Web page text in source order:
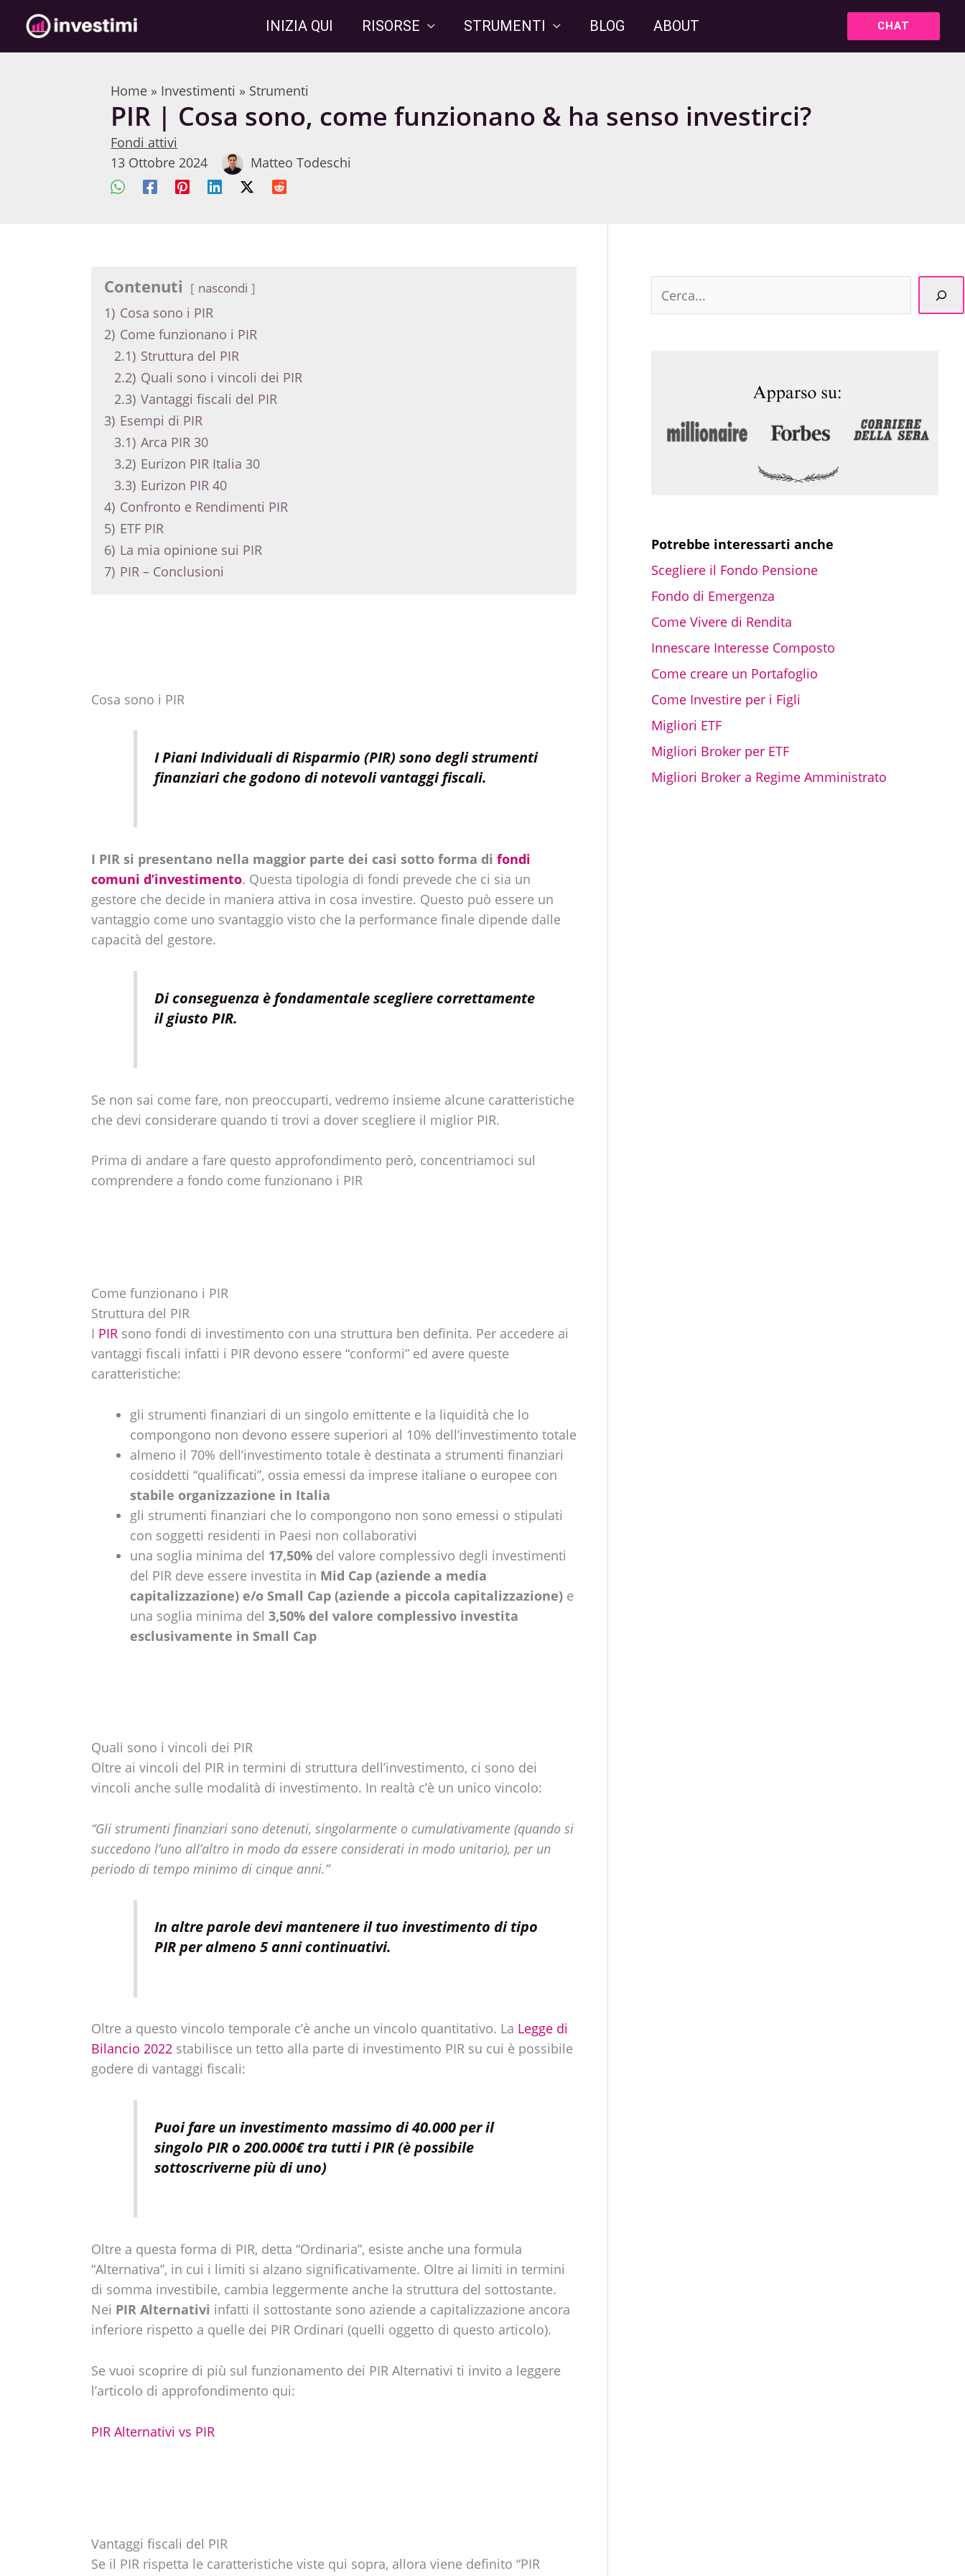
contenuto
INIZIA QUI RISORSE STRUMENTI BLOG ABOUT CHAT
Home » Investimenti » Strumenti
PIR | Cosa sono, come funzionano & ha senso investirci?
Fondi attivi
13 Ottobre 2024
Matteo Todeschi
Contenuti nascondi
1) Cosa sono i PIR
2) Come funzionano i PIR
2.1) Struttura del PIR
2.2) Quali sono i vincoli dei PIR
2.3) Vantaggi fiscali del PIR
3) Esempi di PIR
3.1) Arca PIR 30
3.2) Eurizon PIR Italia 30
3.3) Eurizon PIR 40
4) Confronto e Rendimenti PIR
5) ETF PIR
6) La mia opinione sui PIR
7) PIR – Conclusioni
Cosa sono i PIR
I Piani Individuali di Risparmio (PIR) sono degli strumenti
finanziari che godono di notevoli vantaggi fiscali.
I PIR si presentano nella maggior parte dei casi sotto forma di fondi
comuni d’investimento. Questa tipologia di fondi prevede che ci sia un
gestore che decide in maniera attiva in cosa investire. Questo può essere un
vantaggio come uno svantaggio visto che la performance finale dipende dalle
capacità del gestore.
Di conseguenza è fondamentale scegliere correttamente
il giusto PIR.
Se non sai come fare, non preoccuparti, vedremo insieme alcune caratteristiche
che devi considerare quando ti trovi a dover scegliere il miglior PIR.
Prima di andare a fare questo approfondimento però, concentriamoci sul
comprendere a fondo come funzionano i PIR
Come funzionano i PIR
Struttura del PIR
I PIRsono fondi di investimento con una struttura ben definita. Per accedere ai
vantaggi fiscali infatti i PIR devono essere “conformi” ed avere queste
caratteristiche:
gli strumenti finanziari di un singolo emittente e la liquidità che lo
compongono non devono essere superiori al 10% dell’investimento totale
almeno il 70% dell’investimento totale è destinata a strumenti finanziari
cosiddetti “qualificati”, ossia emessi da imprese italiane o europee con
stabile organizzazione in Italia
gli strumenti finanziari che lo compongono non sono emessi o stipulati
con soggetti residenti in Paesi non collaborativi
una soglia minima del 17,50%del valore complessivo degli investimenti
del PIR deve essere investita in Mid Cap (aziende a media
capitalizzazione) e/o Small Cap (aziende a piccola capitalizzazione)e
una soglia minima del 3,50% del valore complessivo investita
esclusivamente in Small Cap
Quali sono i vincoli dei PIR
Oltre ai vincoli del PIR in termini di struttura dell’investimento, ci sono dei
vincoli anche sulle modalità di investimento. In realtà c’è un unico vincolo:
“Gli strumenti finanziari sono detenuti, singolarmente o cumulativamente (quando si
succedono l’uno all’altro in modo da essere considerati in modo unitario), per un
periodo di tempo minimo di cinque anni.”
In altre parole devi mantenere il tuo investimento di tipo
PIR per almeno 5 anni continuativi.
Oltre a questo vincolo temporale c’è anche un vincolo quantitativo. La Legge di
Bilancio 2022stabilisce un tetto alla parte di investimento PIR su cui è possibile
godere di vantaggi fiscali:
Puoi fare un investimento massimo di 40.000 per il
singolo PIR o 200.000€ tra tutti i PIR (è possibile
sottoscriverne più di uno)
Oltre a questa forma di PIR, detta “Ordinaria”, esiste anche una formula
“Alternativa”, in cui i limiti si alzano significativamente. Oltre ai limiti in termini
di somma investibile, cambia leggermente anche la struttura del sottostante.
Nei PIR Alternativi infatti il sottostante sono aziende a capitalizzazione ancora
inferiore rispetto a quelle dei PIR Ordinari (quelli oggetto di questo articolo).
Se vuoi scoprire di più sul funzionamento dei PIR Alternativi ti invito a leggere
l’articolo di approfondimento qui:
PIR Alternativi vs PIR
Vantaggi fiscali del PIR
Se il PIR rispetta le caratteristiche viste qui sopra, allora viene definito “PIR
e
Potrebbe interessarti anche
Scegliere il Fondo Pensione
Fondo di Emergenza
Come Vivere di Rendita
Innescare Interesse Composto
Come creare un Portafoglio
Come Investire per i Figli
Migliori ETF
Migliori Broker per ETF
Migliori Broker a Regime Amministrato